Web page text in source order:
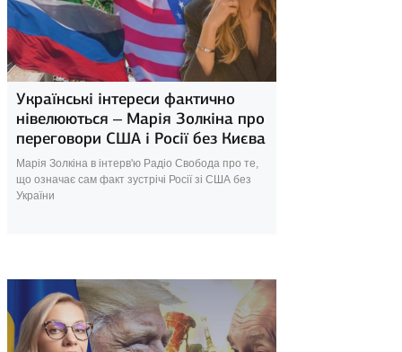
18 лютого 2025
Українські інтереси фактично
нівелюються – Марія Золкіна про
переговори США і Росії без Києва
Марія Золкіна в інтерв'ю Радіо Свобода про те,
що означає сам факт зустрічі Росії зі США без
України